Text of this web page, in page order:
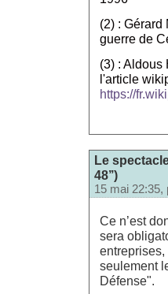
(2) :
guerre de
(3) : Aldous
l'article
https://
Le
48’’)
15 mai 22:35,
Ce n’est
sera
entreprises,
seulement
Défense".